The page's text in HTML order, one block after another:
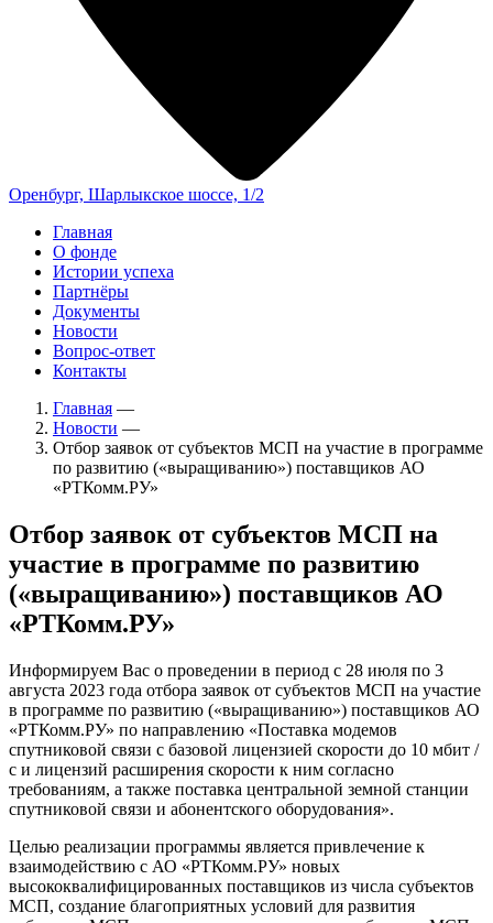
Оренбург, Шарлыкское шоссе, 1/2
Главная
О фонде
Истории успеха
Партнёры
Документы
Новости
Вопрос-ответ
Контакты
Главная —
Новости —
Отбор заявок от субъектов МСП на участие в программе
по развитию («выращиванию») поставщиков АО
«РТКомм.РУ»
Отбор заявок от субъектов МСП на
участие в программе по развитию
(«выращиванию») поставщиков АО
«РТКомм.РУ»
Информируем Вас о проведении в период с 28 июля по 3
августа 2023 года отбора заявок от субъектов МСП на участие
в программе по развитию («выращиванию») поставщиков АО
«РТКомм.РУ» по направлению «Поставка модемов
спутниковой связи с базовой лицензией скорости до 10 мбит /
с и лицензий расширения скорости к ним согласно
требованиям, а также поставка центральной земной станции
спутниковой связи и абонентского оборудования».
Целью реализации программы является привлечение к
взаимодействию с АО «РТКомм.РУ» новых
высококвалифицированных поставщиков из числа субъектов
МСП, создание благоприятных условий для развития